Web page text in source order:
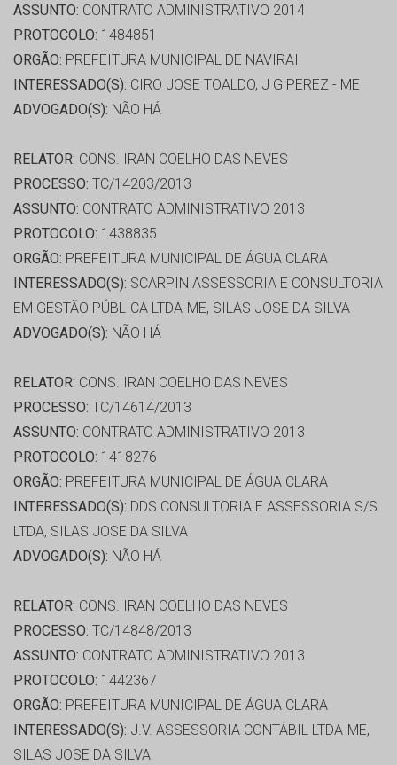
ASSUNTO: CONTRATO ADMINISTRATIVO 2014
PROTOCOLO: 1484851
ORGÃO: PREFEITURA MUNICIPAL DE NAVIRAI
INTERESSADO(S): CIRO JOSE TOALDO, J G PEREZ - ME
ADVOGADO(S): NÃO HÁ
RELATOR: CONS. IRAN COELHO DAS NEVES
PROCESSO: TC/14203/2013
ASSUNTO: CONTRATO ADMINISTRATIVO 2013
PROTOCOLO: 1438835
ORGÃO: PREFEITURA MUNICIPAL DE ÁGUA CLARA
INTERESSADO(S): SCARPIN ASSESSORIA E CONSULTORIA
EM GESTÃO PÚBLICA LTDA-ME, SILAS JOSE DA SILVA
ADVOGADO(S): NÃO HÁ
RELATOR: CONS. IRAN COELHO DAS NEVES
PROCESSO: TC/14614/2013
ASSUNTO: CONTRATO ADMINISTRATIVO 2013
PROTOCOLO: 1418276
ORGÃO: PREFEITURA MUNICIPAL DE ÁGUA CLARA
INTERESSADO(S): DDS CONSULTORIA E ASSESSORIA S/S
LTDA, SILAS JOSE DA SILVA
ADVOGADO(S): NÃO HÁ
RELATOR: CONS. IRAN COELHO DAS NEVES
PROCESSO: TC/14848/2013
ASSUNTO: CONTRATO ADMINISTRATIVO 2013
PROTOCOLO: 1442367
ORGÃO: PREFEITURA MUNICIPAL DE ÁGUA CLARA
INTERESSADO(S): J.V. ASSESSORIA CONTÁBIL LTDA-ME,
SILAS JOSE DA SILVA